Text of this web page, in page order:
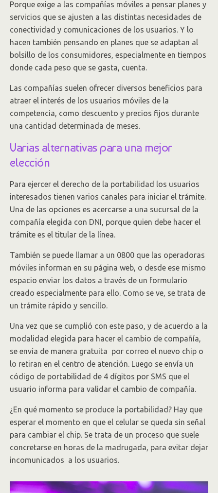
Porque exige a las compañías móviles a pensar planes y
servicios que se ajusten a las distintas necesidades de
conectividad y comunicaciones de los usuarios. Y lo
hacen también pensando en planes que se adaptan al
bolsillo de los consumidores, especialmente en tiempos
donde cada peso que se gasta, cuenta.
Las compañías suelen ofrecer diversos beneficios para
atraer el interés de los usuarios móviles de la
competencia, como descuento y precios fijos durante
una cantidad determinada de meses.
Varias alternativas para una mejor
elección
Para ejercer el derecho de la portabilidad los usuarios
interesados tienen varios canales para iniciar el trámite.
Una de las opciones es acercarse a una sucursal de la
compañía elegida con DNI, porque quien debe hacer el
trámite es el titular de la línea.
También se puede llamar a un 0800 que las operadoras
móviles informan en su página web, o desde ese mismo
espacio enviar los datos a través de un formulario
creado especialmente para ello. Como se ve, se trata de
un trámite rápido y sencillo.
Una vez que se cumplió con este paso, y de acuerdo a la
modalidad elegida para hacer el cambio de compañía,
se envía de manera gratuita por correo el nuevo chip o
lo retiran en el centro de atención. Luego se envía un
código de portabilidad de 4 dígitos por SMS que el
usuario informa para validar el cambio de compañía.
¿En qué momento se produce la portabilidad? Hay que
esperar el momento en que el celular se queda sin señal
para cambiar el chip. Se trata de un proceso que suele
concretarse en horas de la madrugada, para evitar dejar
incomunicados a los usuarios.